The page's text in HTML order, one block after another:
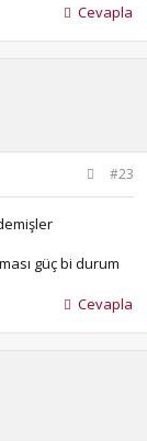
Cevapla
#23
güç bi durum
Cevapla